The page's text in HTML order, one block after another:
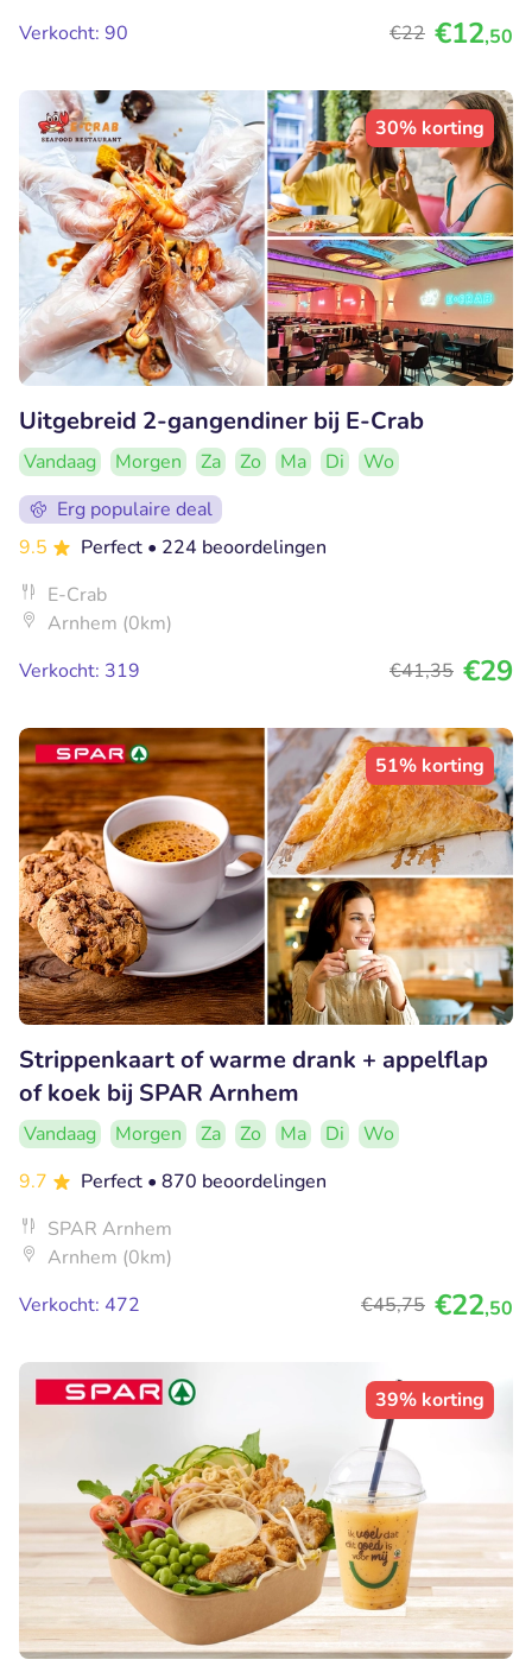
Verkocht: 90
€22 €12,50
30% korting
Uitgebreid 2-gangendiner bij E-Crab
Vandaag Morgen Za Zo Ma Di
Wo
Erg populaire deal
9.5
Perfect • 224 beoordelingen
E-Crab
Arnhem (0km)
Verkocht: 319
€41,35 €29
51% korting
Strippenkaart of warme drank + appelflap
of koek bij SPAR Arnhem
Vandaag Morgen Za Zo Ma Di
Wo
9.7
Perfect • 870 beoordelingen
SPAR Arnhem
Arnhem (0km)
Verkocht: 472
€45,75 €22,50
39% korting